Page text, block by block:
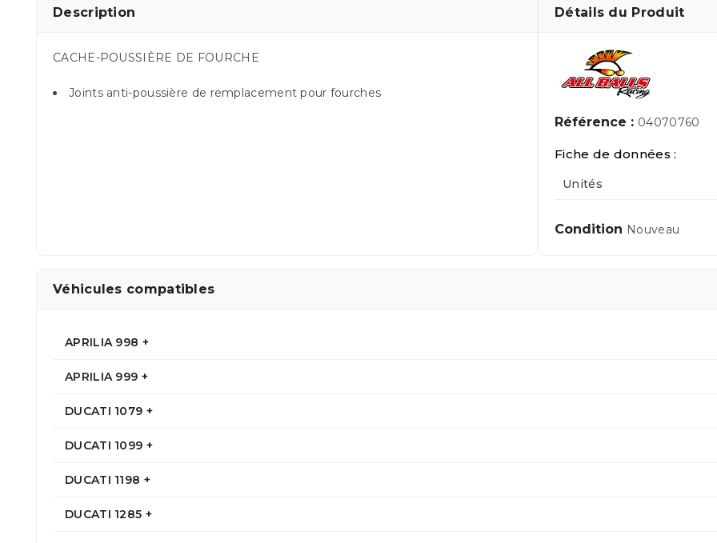
Description
CACHE-POUSSIÈRE DE FOURCHE
Joints anti-poussière de remplacement pour fourches
Détails du Produit
Référence : 04070760
Fiche de données :
Unités
Condition Nouveau
Véhicules compatibles
APRILIA 998 +
APRILIA 999 +
DUCATI 1079 +
DUCATI 1099 +
DUCATI 1198 +
DUCATI 1285 +